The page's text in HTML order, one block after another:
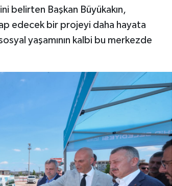
belirten Başkan Büyükakın,
edecek bir projeyi daha hayata
yaşamının kalbi bu merkezde